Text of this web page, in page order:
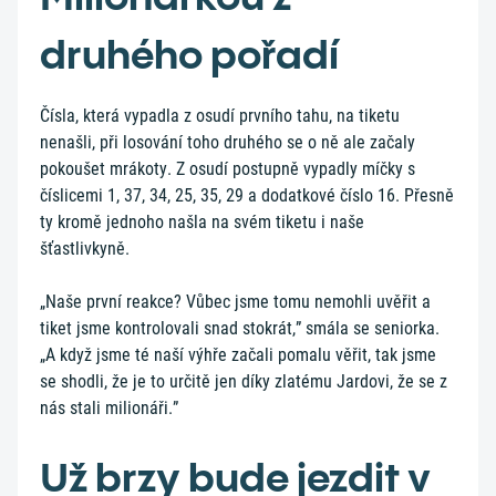
druhého pořadí
Čísla, která vypadla z osudí prvního tahu, na tiketu
nenašli, při losování toho druhého se o ně ale začaly
pokoušet mrákoty. Z osudí postupně vypadly míčky s
číslicemi 1, 37, 34, 25, 35, 29 a dodatkové číslo 16. Přesně
ty kromě jednoho našla na svém tiketu i naše
šťastlivkyně.
„Naše první reakce? Vůbec jsme tomu nemohli uvěřit a
tiket jsme kontrolovali snad stokrát,” smála se seniorka.
„A když jsme té naší výhře začali pomalu věřit, tak jsme
se shodli, že je to určitě jen díky zlatému Jardovi, že se z
nás stali milionáři.”
Už brzy bude jezdit v